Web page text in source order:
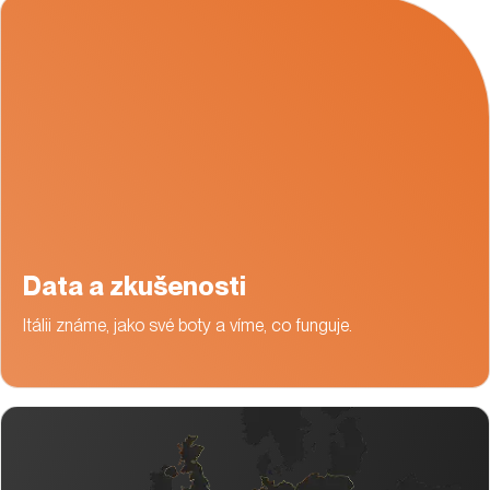
Data a zkušenosti
Itálii známe, jako své boty a víme, co funguje.